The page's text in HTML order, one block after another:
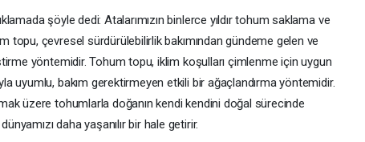
şöyle dedi: Atalarımızın binlerce yıldır tohum saklama ve
topu, çevresel sürdürülebilirlik bakımından gündeme gelen ve
yöntemidir. Tohum topu, iklim koşulları çimlenme için uygun
uyumlu, bakım gerektirmeyen etkili bir ağaçlandırma yöntemidir.
üzere tohumlarla doğanın kendi kendini doğal sürecinde
daha yaşanılır bir hale getirir.